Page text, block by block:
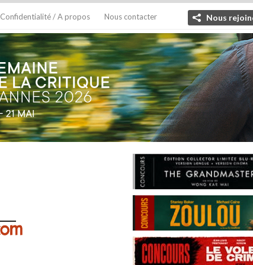
Confidentialité / A propos Nous contacter Nous